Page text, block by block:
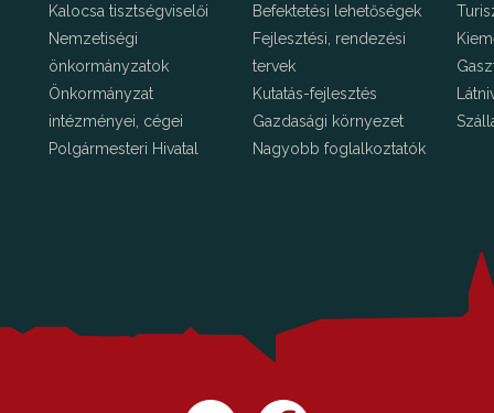
Kalocsa tisztségviselői
Nemzetiségi
önkormányzatok
Önkormányzat
intézményei, cégei
Polgármesteri Hivatal
Befektetési lehetőségek
Fejlesztési, rendezési
tervek
Kutatás-fejlesztés
Gazdasági környezet
Nagyobb foglalkoztatók